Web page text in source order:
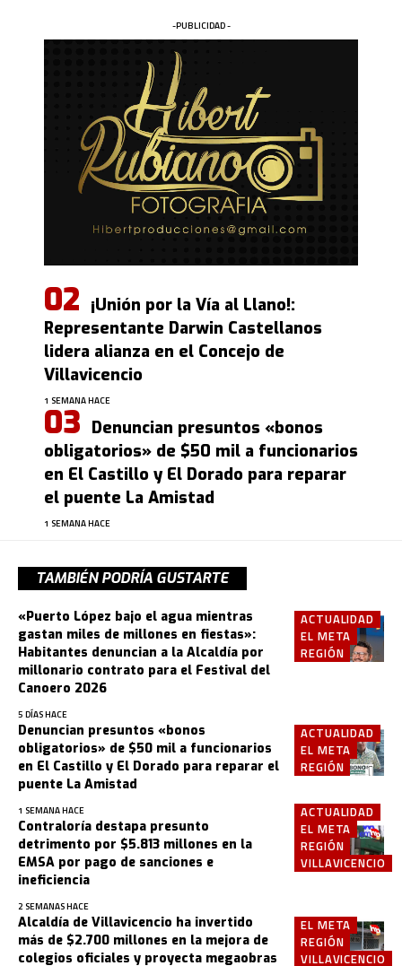
-PUBLICIDAD -
¡Unión por la Vía al Llano!:
Representante Darwin Castellanos
lidera alianza en el Concejo de
Villavicencio
1 SEMANA HACE
Denuncian presuntos «bonos
obligatorios» de $50 mil a funcionarios
en El Castillo y El Dorado para reparar
el puente La Amistad
1 SEMANA HACE
TAMBIÉN PODRÍA GUSTARTE
ACTUALIDAD
EL META
REGIÓN
«Puerto López bajo el agua mientras
gastan miles de millones en fiestas»:
Habitantes denuncian a la Alcaldía por
millonario contrato para el Festival del
Canoero 2026
5 DÍAS HACE
ACTUALIDAD
EL META
REGIÓN
Denuncian presuntos «bonos
obligatorios» de $50 mil a funcionarios
en El Castillo y El Dorado para reparar el
puente La Amistad
1 SEMANA HACE
ACTUALIDAD
EL META
REGIÓN
VILLAVICENCIO
Contraloría destapa presunto
detrimento por $5.813 millones en la
EMSA por pago de sanciones e
ineficiencia
2 SEMANAS HACE
EL META
REGIÓN
VILLAVICENCIO
Alcaldía de Villavicencio ha invertido
más de $2.700 millones en la mejora de
colegios oficiales y proyecta megaobras